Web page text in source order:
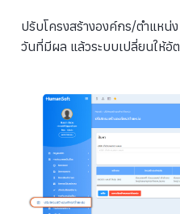
ปรับโครงสร้างองค์กร/ตำแหน่
วันที่มีผล แล้วระบบเปลี่ยนให้อั